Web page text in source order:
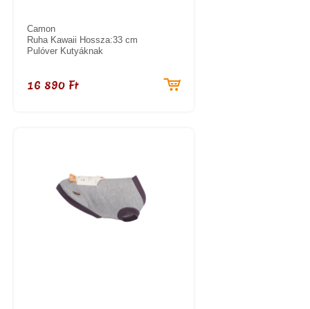
Camon
Ruha Kawaii Hossza:33 cm
Pulóver Kutyáknak
16 890 Ft